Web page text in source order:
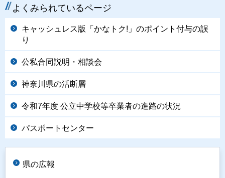
よくみられているページ
キャッシュレス版「かなトク!」のポイント付与の誤
り
公私合同説明・相談会
神奈川県の活断層
令和7年度 公立中学校等卒業者の進路の状況
パスポートセンター
県の広報